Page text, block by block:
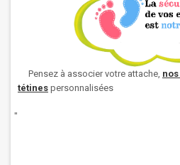
Pensez à associer votre attache, nos
tétines personnalisées
"